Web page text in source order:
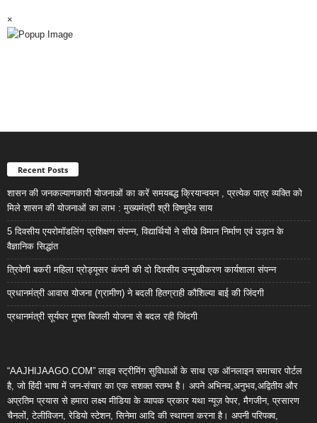
×
Recent Posts
शासन की जनकल्याणकारी योजनाओं का करें समयबद्ध क्रियान्वयन , प्रत्येक पात्र व्यक्ति को
मिले शासन की योजनाओं का लाभ : मुख्यमंत्री श्री विष्णुदेव साय
5 दिवसीय एयरोमॉडलिंग प्रशिक्षण संपन्न, विद्यार्थियों ने सीखे विमान निर्माण एवं उड़ान के
वैज्ञानिक सिद्धांत
त्रिवेणी बकरी महिला प्रोड्यूसर कंपनी की दो दिवसीय उन्मुखीकरण कार्यशाला संपन्न
प्रधानमंत्री आवास योजना (ग्रामीण) ने बदली हितग्राही कौशिल्या बाई की जिंदगी
प्रधानमंत्री सूर्यघर मुफ्त बिजली योजना से बदल रही जिंदगी
“AAJHIJAAGO.COM” लाइव स्ट्रीमिंग सुविधाओं के साथ एक ऑनलाइन समाचार पोर्टल
है, जो हिंदी भाषा में जन-संचार का एक सशक्त स्तम्भ है। अपने अभिनव,अनुभव,अद्वितीय और
अप्रतिम प्रयास से हमारा लक्ष्य मीडिया के व्यापक प्रकार यथा न्यूज़ पेपर, मैगजीन, प्रसारण
चैनलों, टेलीविजन, रेडियो स्टेशन, सिनेमा आदि की स्थापना करना है। अपनी परिपक्व,